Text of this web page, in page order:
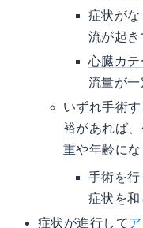
症状がな
流が起
心臓カ
流量が
いずれ手術
裕があれば
重や年齢に
手術を
症状を
症状が進行して